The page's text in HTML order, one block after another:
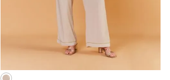
GG
ADICIONAR À SACOLA